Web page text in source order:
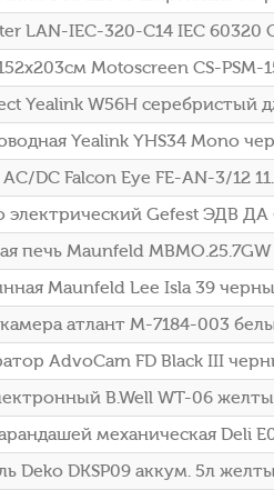
LAN-IEC-320-C14 IEC 60320
Motoscreen CS-
Yealink W56H серебристый
Yealink YHS34 Mono
DC Falcon Eye FE-AN-3/12
электрический Gefest ЭДВ ДА
печь Maunfeld
Maunfeld Lee Isla 39
атлант M-7184-003
AdvoCam FD Black III
B.Well WT-06
механическая Deli
Deko DKSP09 аккум. 5л